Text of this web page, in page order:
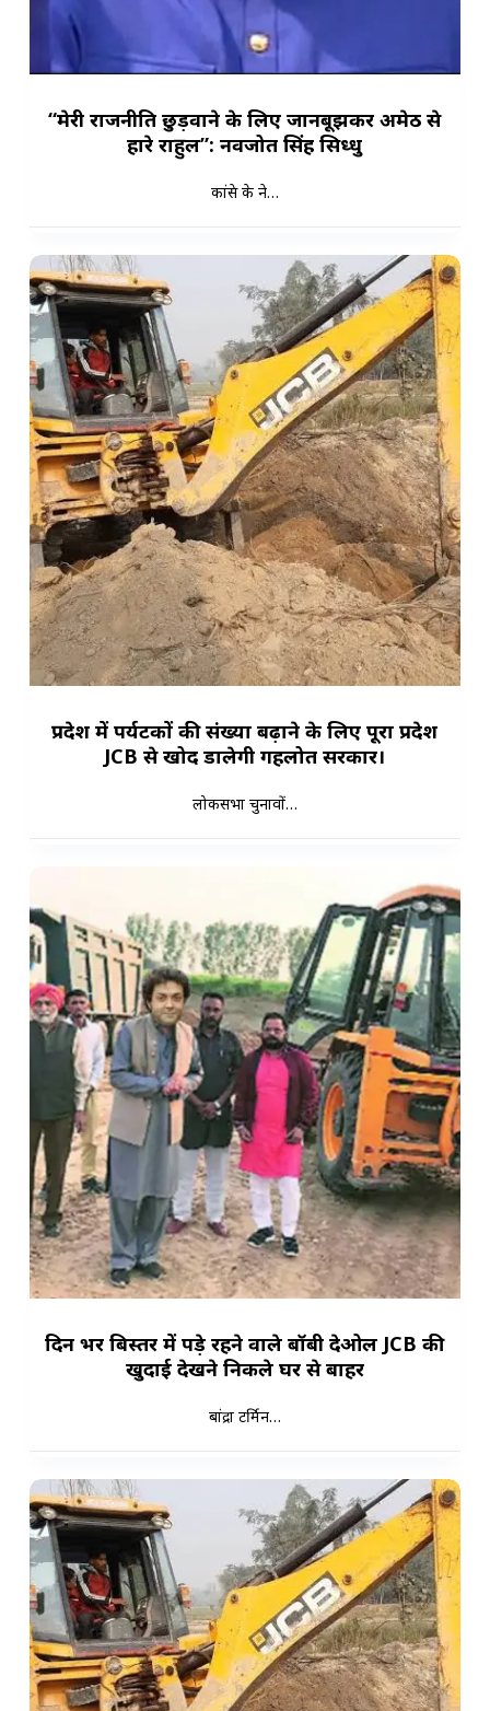
“मेरी राजनीति छुड़वाने के‌ लिए जानबूझकर अमेठी से
हारे राहुल”: नवजोत सिंह सिध्धु
कांग्रेस के ने…
प्रदेश में पर्यटकों की संख्या बढ़ाने के लिए पूरा प्रदेश
JCB से खोद डालेगी गहलोत सरकार।
लोकसभा चुनावों…
दिन भर बिस्तर में पड़े रहने वाले बॉबी देओल JCB की
खुदाई देखने निकले घर से बाहर
बांद्रा टर्मिन…